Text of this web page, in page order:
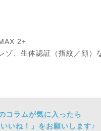
2+
ゾ、生体認証（指紋／顔）
コラムが気に入ったら
いね！」をお願いします♪